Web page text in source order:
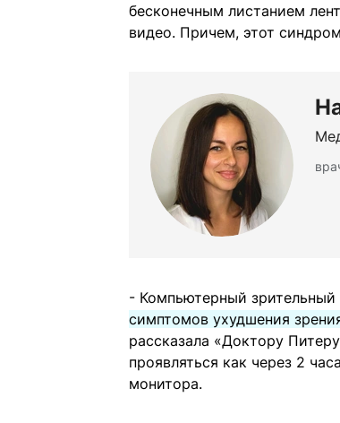
бесконечным листанием
видео. Причем, этот
- Компьютерный
симптомов ухудшения
рассказала «Доктору
проявляться как через 2
монитора.